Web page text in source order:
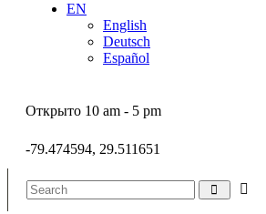
EN
English
Deutsch
Español
Открыто 10 am - 5 pm
-79.474594, 29.511651